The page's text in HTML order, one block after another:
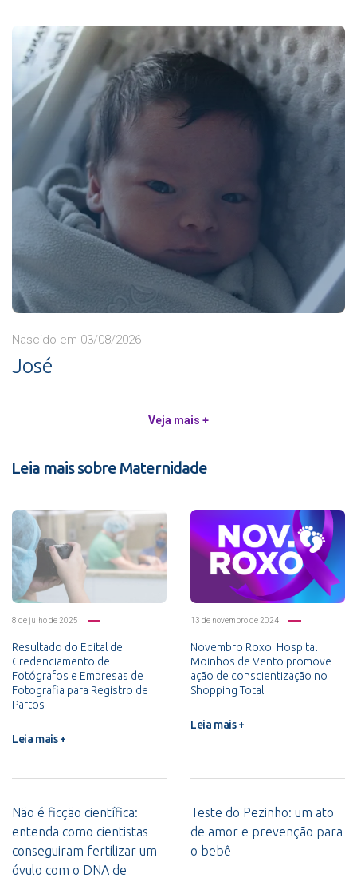
Nascido em 03/08/2026
José
Veja mais +
Leia mais sobre Maternidade
8 de julho de 2025
Resultado do Edital de
Credenciamento de
Fotógrafos e Empresas de
Fotografia para Registro de
Partos
Leia mais +
13 de novembro de 2024
Novembro Roxo: Hospital
Moinhos de Vento promove
ação de conscientização no
Shopping Total
Leia mais +
Não é ficção científica:
entenda como cientistas
conseguiram fertilizar um
óvulo com o DNA de
Teste do Pezinho: um ato
de amor e prevenção para
o bebê